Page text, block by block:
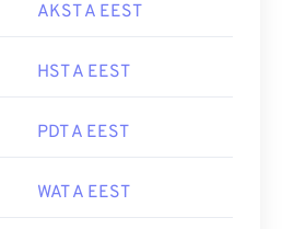
AKST A EEST
HST A EEST
PDT A EEST
WAT A EEST